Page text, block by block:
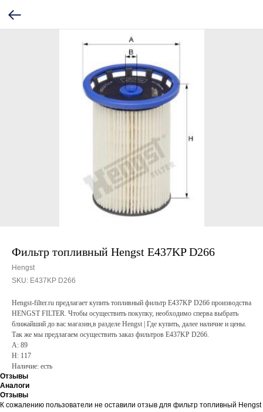
Фильтр топливный Hengst E437KP D266
Hengst
SKU: E437KP D266
Hengst-filter.ru предлагает купить топливный фильтр E437KP D266 производства
HENGST FILTER. Чтобы осуществить покупку, необходимо сперва выбрать
ближайший до вас магазин,в разделе Hengst | Где купить, далее наличие и цены.
Так же мы предлагаем осуществить заказ фильтров E437KP D266.
A: 89
H: 117
Наличие: есть
Отзывы
Аналоги
Отзывы
К сожалению пользователи не оставили отзыв для фильтр топливный Hengst